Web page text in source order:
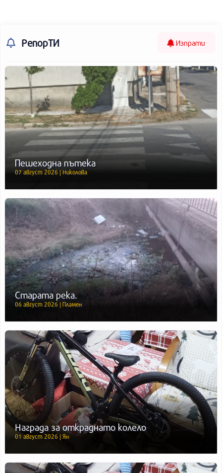
РепорТИ Изпрати
Пешеходна пътека
07 август 2026 | Николова
Старата река.
06 август 2026 | Пламен
Награда за откраднато колело
01 август 2026 | Ян